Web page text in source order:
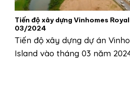
Tiến độ xây dựng Vinhomes
03/2024
Tiến độ xây dựng dự án
Island vào tháng 03 năm